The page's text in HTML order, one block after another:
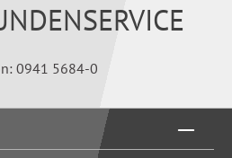
0941 5684-0